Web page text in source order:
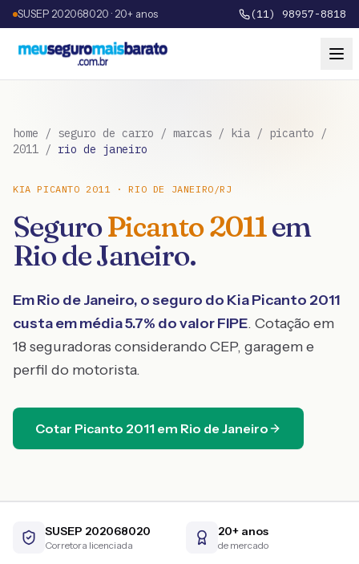
SUSEP 202068020 · 20+ anos (11) 98957-8818
home / seguro de carro / marcas / kia / picanto /
2011 / rio de janeiro
KIA PICANTO 2011·RIO DE JANEIRO /RJ
SeguroPicanto2011em
Rio de Janeiro.
EmRio de Janeiro, o seguro do KiaPicanto 2011
custa em média5.7% do valor FIPE. Cotação em
18 seguradoras considerando CEP, garagem e
perfil do motorista.
Cotar Picanto 2011 em Rio de Janeiro
SUSEP 202068020
Corretora licenciada
20+ anos
de mercado